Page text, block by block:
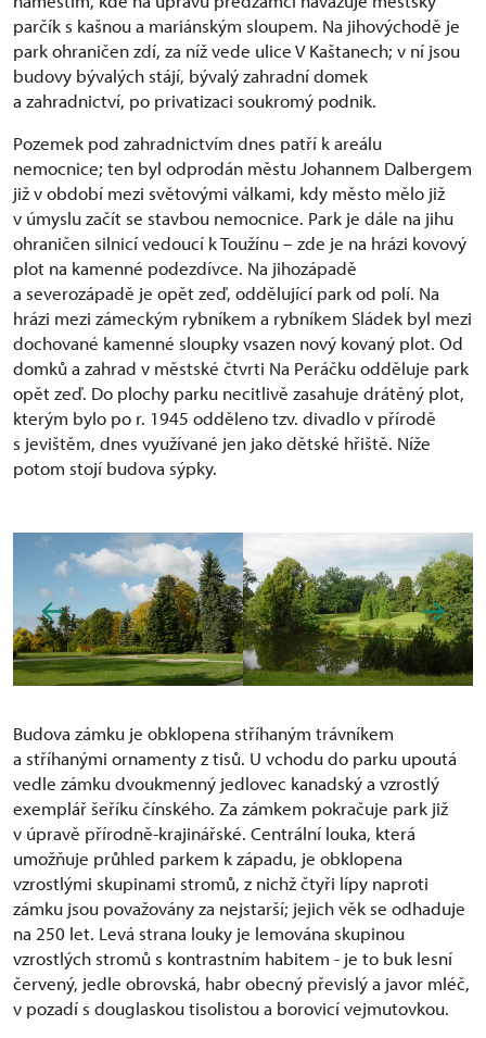
parčík s kašnou a mariánským sloupem. Na jihovýchodě je
park ohraničen zdí, za níž vede ulice V Kaštanech; v ní jsou
budovy bývalých stájí, bývalý zahradní domek
a zahradnictví, po privatizaci soukromý podnik.
Pozemek pod zahradnictvím dnes patří k areálu
nemocnice; ten byl odprodán městu Johannem Dalbergem
již v období mezi světovými válkami, kdy město mělo již
v úmyslu začít se stavbou nemocnice. Park je dále na jihu
ohraničen silnicí vedoucí k Toužínu – zde je na hrázi kovový
plot na kamenné podezdívce. Na jihozápadě
a severozápadě je opět zeď, oddělující park od polí. Na
hrázi mezi zámeckým rybníkem a rybníkem Sládek byl mezi
dochované kamenné sloupky vsazen nový kovaný plot. Od
domků a zahrad v městské čtvrti Na Peráčku odděluje park
opět zeď. Do plochy parku necitlivě zasahuje drátěný plot,
kterým bylo po r. 1945 odděleno tzv. divadlo v přírodě
s jevištěm, dnes využívané jen jako dětské hřiště. Níže
potom stojí budova sýpky.
Budova zámku je obklopena stříhaným trávníkem
a stříhanými ornamenty z tisů. U vchodu do parku upoutá
vedle zámku dvoukmenný jedlovec kanadský a vzrostlý
exemplář šeříku čínského. Za zámkem pokračuje park již
v úpravě přírodně-krajinářské. Centrální louka, která
umožňuje průhled parkem k západu, je obklopena
vzrostlými skupinami stromů, z nichž čtyři lípy naproti
zámku jsou považovány za nejstarší; jejich věk se odhaduje
na 250 let. Levá strana louky je lemována skupinou
vzrostlých stromů s kontrastním habitem - je to buk lesní
červený, jedle obrovská, habr obecný převislý a javor mléč,
v pozadí s douglaskou tisolistou a borovicí vejmutovkou.